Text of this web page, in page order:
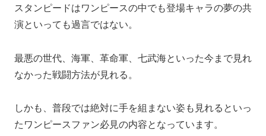
スタンピードはワンピースの中でも登場キャラの夢の共
演といっても過言ではない。
最悪の世代、海軍、革命軍、七武海といった今まで見れ
なかった戦闘方法が見れる。
しかも、普段では絶対に手を組まない姿も見れるといっ
たワンピースファン必見の内容となっています。